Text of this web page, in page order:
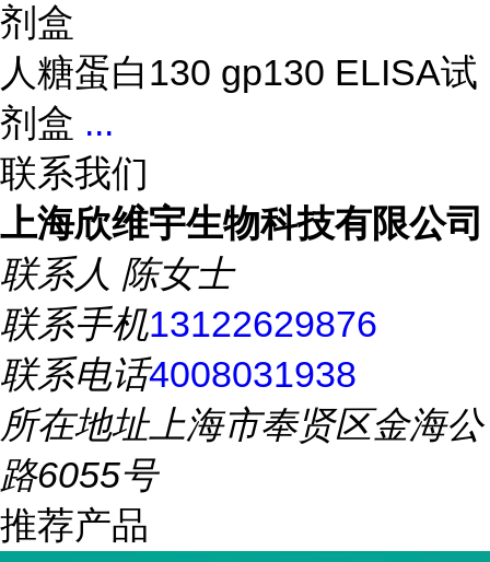
剂盒
人糖蛋白130 gp130 ELISA试
剂盒 ...
联系我们
上海欣维宇生物科技有限公司
联系人 陈女士
联系手机13122629876
联系电话4008031938
所在地址上海市奉贤区金海公
路6055号
推荐产品